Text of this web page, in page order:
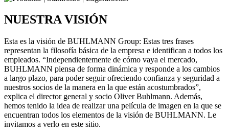
NUESTRA VISIÓN
Esta es la visión de BUHLMANN Group: Estas tres frases
representan la filosofía básica de la empresa e identifican a todos los
empleados. “Independientemente de cómo vaya el mercado,
BUHLMANN piensa de forma dinámica y responde a los cambios
a largo plazo, para poder seguir ofreciendo confianza y seguridad a
nuestros socios de la manera en la que están acostumbrados”,
explica el director general y socio Oliver Buhlmann. Además,
hemos tenido la idea de realizar una película de imagen en la que se
encuentran todos los elementos de la visión de BUHLMANN. Le
invitamos a verlo en este sitio.